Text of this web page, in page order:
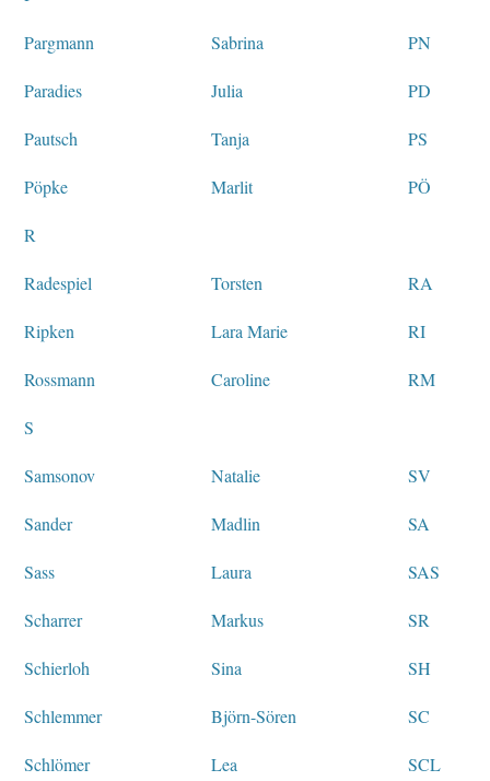
Pargmann Sabrina PN
Paradies Julia PD
Pautsch Tanja PS
Pöpke Marlit PÖ
R
Radespiel Torsten RA
Ripken Lara Marie RI
Rossmann Caroline RM
S
Samsonov Natalie SV
Sander Madlin SA
Sass Laura SAS
Scharrer Markus SR
Schierloh Sina SH
Schlemmer Björn-Sören SC
Schlömer Lea SCL